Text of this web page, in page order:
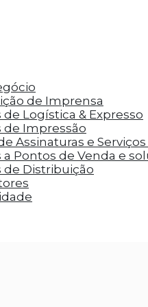
base nas páginas
de Imprensa
de Logística & Expresso
de Impressão
Assinaturas e
a Pontos de Venda e
de Distribuição